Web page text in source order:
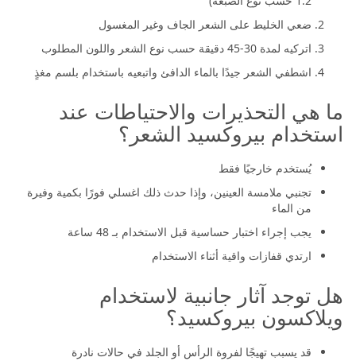
ضعي الخليط على الشعر الجاف وغير المغسول
اتركيه لمدة 30-45 دقيقة حسب نوع الشعر واللون المطلوب
اشطفي الشعر جيدًا بالماء الدافئ واتبعيه باستخدام بلسم مغذٍ
ما هي التحذيرات والاحتياطات عند
استخدام بيروكسيد الشعر؟
يُستخدم خارجيًا فقط
تجنبي ملامسة العينين، وإذا حدث ذلك اغسلي فورًا بكمية وفيرة
من الماء
يجب إجراء اختبار حساسية قبل الاستخدام بـ 48 ساعة
ارتدي قفازات واقية أثناء الاستخدام
هل توجد آثار جانبية لاستخدام
ويلاكسون بيروكسيد؟
قد يسبب تهيجًا لفروة الرأس أو الجلد في حالات نادرة